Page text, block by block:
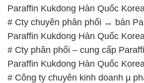
Paraffin Kukdong Hàn Quốc Korea
# Cty chuyên phân phối ↔ bán
Paraffin Kukdong Hàn Quốc Korea
# Cty phân phối – cung cấp
Paraffin Kukdong Hàn Quốc Korea
# Công ty chuyên kinh doanh µ